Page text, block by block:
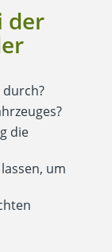
der
die
um